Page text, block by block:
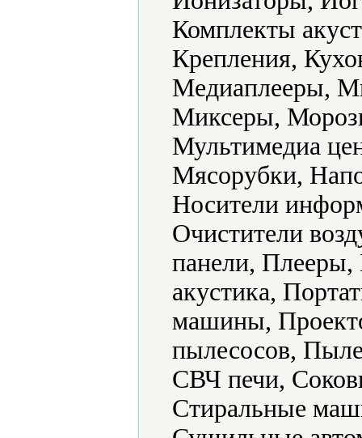
Комплекты
Крепления,
Медиаплееры,
Миксеры,
Мультимедиа
Мясорубки,
Носители
Очистители
панели,
акустика,
машины,
пылесосов,
СВЧ печи,
Стиральные